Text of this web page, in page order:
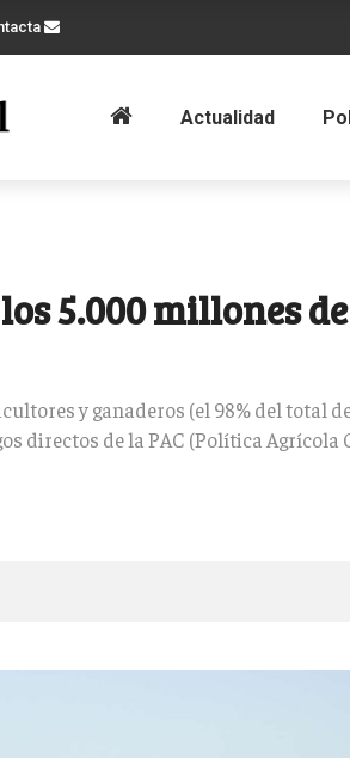
Actualidad
5.000 millones
y ganaderos (el 98% del total
directos de la PAC (Política Agrícola